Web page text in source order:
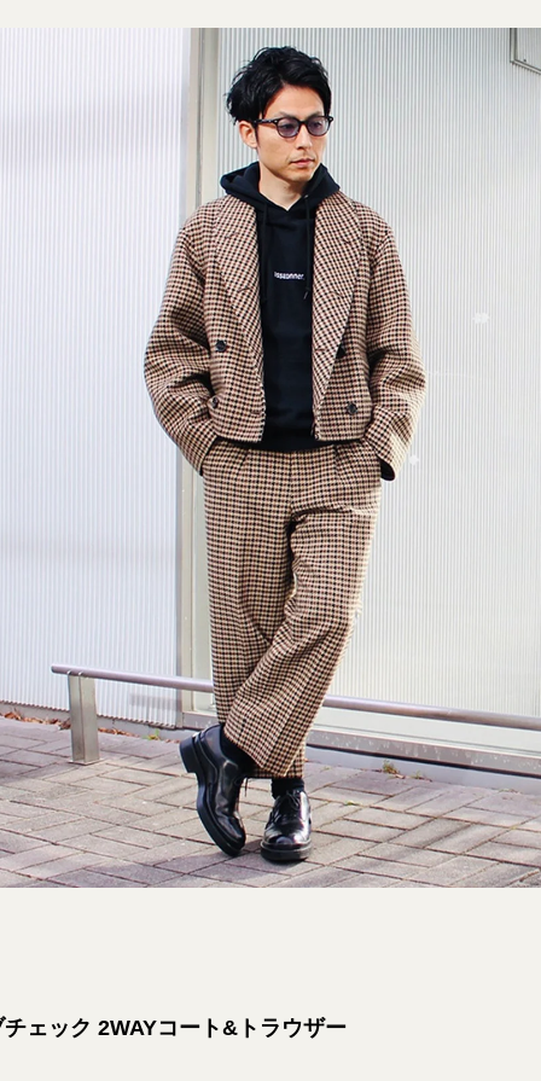
ェック 2WAYコート&トラウザー